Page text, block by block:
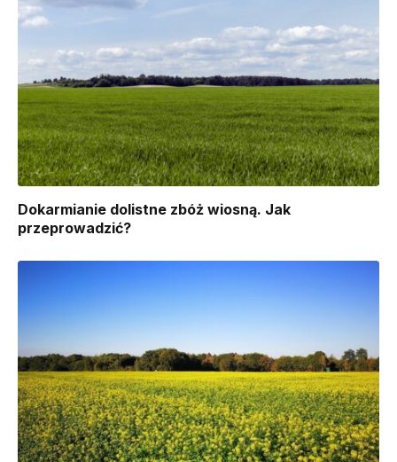
Dokarmianie dolistne zbóż wiosną. Jak
przeprowadzić?